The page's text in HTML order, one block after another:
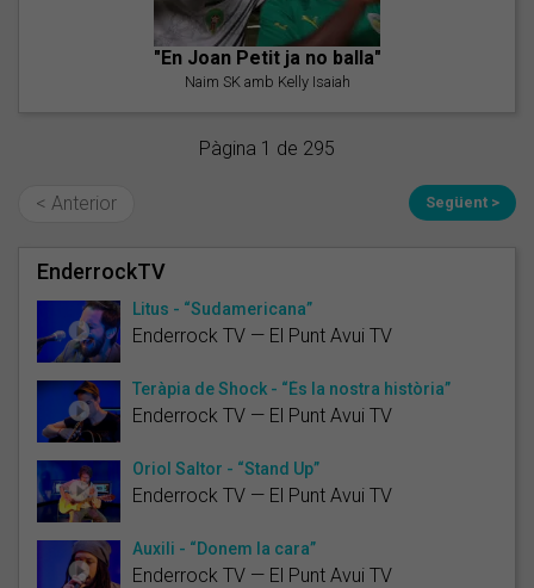
"En Joan Petit ja no balla"
Naim SK amb Kelly Isaiah
Pàgina 1 de 295
< Anterior Següent >
EnderrockTV
Litus - “Sudamericana”
Enderrock TV — El Punt Avui TV
Teràpia de Shock - “És la nostra història”
Enderrock TV — El Punt Avui TV
Oriol Saltor - “Stand Up”
Enderrock TV — El Punt Avui TV
Auxili - “Donem la cara”
Enderrock TV — El Punt Avui TV